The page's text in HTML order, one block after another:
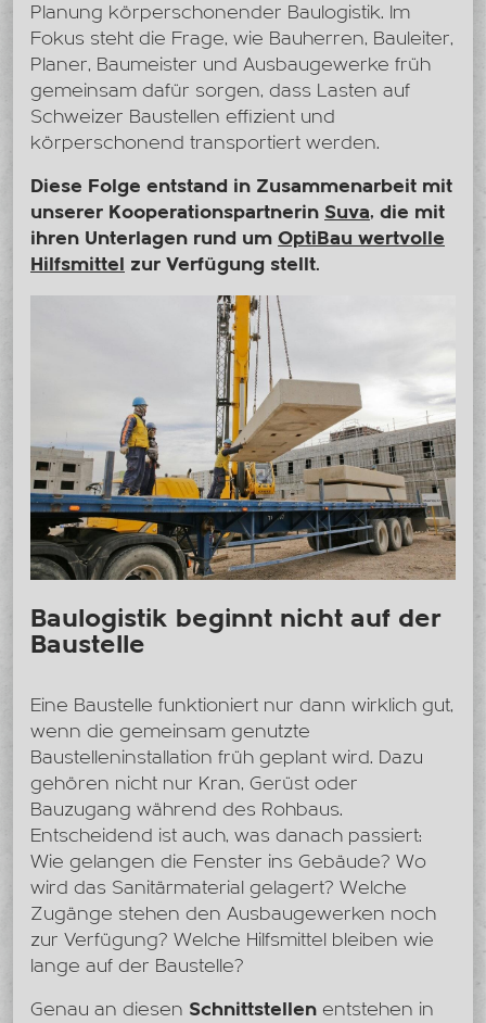
Planung körperschonender Baulogistik. Im
Fokus steht die Frage, wie Bauherren, Bauleiter,
Planer, Baumeister und Ausbaugewerke früh
gemeinsam dafür sorgen, dass Lasten auf
Schweizer Baustellen effizient und
körperschonend transportiert werden.
Diese Folge entstand in Zusammenarbeit mit
unserer Kooperationspartnerin Suva, die mit
ihren Unterlagen rund um OptiBau wertvolle
Hilfsmittel zur Verfügung stellt.
Baulogistik beginnt nicht auf der
Baustelle
Eine Baustelle funktioniert nur dann wirklich gut,
wenn die gemeinsam genutzte
Baustelleninstallation früh geplant wird. Dazu
gehören nicht nur Kran, Gerüst oder
Bauzugang während des Rohbaus.
Entscheidend ist auch, was danach passiert:
Wie gelangen die Fenster ins Gebäude? Wo
wird das Sanitärmaterial gelagert? Welche
Zugänge stehen den Ausbaugewerken noch
zur Verfügung? Welche Hilfsmittel bleiben wie
lange auf der Baustelle?
Genau an diesen Schnittstellen entstehen in